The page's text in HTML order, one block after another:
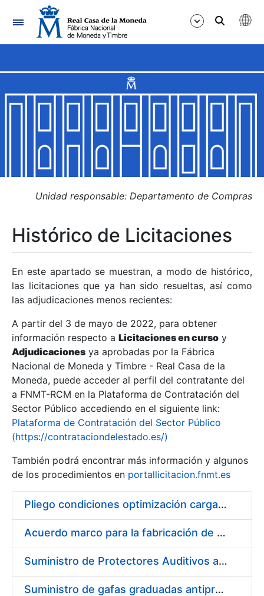
Navegación
Mostrar/Ocultar
Mostrar/Ocultar
Mostrar/Ocultar
Mostrar/Ocultar
Mostrar/Ocultar
Mostrar/Ocultar
Unidad responsable: Departamento de Compras
Histórico de Licitaciones
En este apartado se muestran, a modo de histórico,
las licitaciones que ya han sido resueltas, así como
las adjudicaciones menos recientes:
A partir del 3 de mayo de 2022, para obtener
información respecto a Licitaciones en curso y
Adjudicaciones ya aprobadas por la Fábrica
Nacional de Moneda y Timbre - Real Casa de la
Moneda, puede acceder al perfil del contratante del
a FNMT-RCM en la Plataforma de Contratación del
Sector Público accediendo en el siguiente link:
Plataforma de Contratación del Sector Público
(https://contrataciondelestado.es/)
También podrá encontrar más información y algunos
de los procedimientos en portallicitacion.fnmt.es
Pliego condiciones optimización cargas compras firmado
Acuerdo marco para la fabricación de piezas
Suministro de Protectores Auditivos a medida para las personas trabajadoras de los Centros de Trabajo de Madrid y Burgos
Suministro de gafas graduadas antiproyecciones para los trabajadores de la FNMT-RCM en los centros de trabajo de Madrid y Burgos